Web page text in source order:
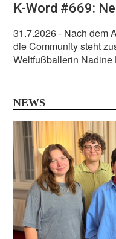
K-Word #669:
31.7.2026- Nach dem
die Community steht
Weltfußballerin Nadine
NEWS